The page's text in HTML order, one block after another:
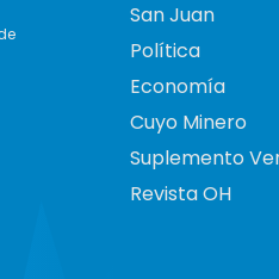
San Juan
Política
Economía
Cuyo Minero
Suplemento
Revista OH